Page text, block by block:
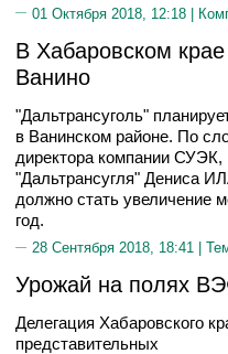
01 Октября 2018, 12:18 |
В Хабаровском
Ванино
"Дальтрансуголь"
в Ванинском районе. По
директора компании СУЭК,
"Дальтрансугля" Дениса
должно стать увеличение
год.
28 Сентября 2018, 18:41 |
Урожай на полях
Делегация Хабаровского
представительных